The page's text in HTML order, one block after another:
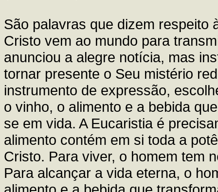
São palavras que dizem respeito
Cristo vem ao mundo para
anunciou a alegre notícia, mas
tornar presente o Seu mistério
instrumento de expressão,
o vinho, o alimento e a bebida
se em vida. A Eucaristia é
alimento contém em si toda a
Cristo. Para viver, o homem tem
Para alcançar a vida eterna, o